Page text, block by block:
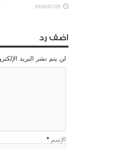
2026/07/25
اضف رد
لن يتم نشر البريد
الإسم *